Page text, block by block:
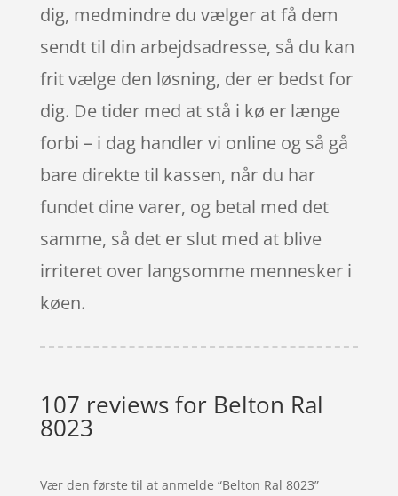
dig, medmindre du vælger at få dem
sendt til din arbejdsadresse, så du kan
frit vælge den løsning, der er bedst for
dig. De tider med at stå i kø er længe
forbi – i dag handler vi online og så gå
bare direkte til kassen, når du har
fundet dine varer, og betal med det
samme, så det er slut med at blive
irriteret over langsomme mennesker i
køen.
107 reviews for Belton Ral
8023
Vær den første til at anmelde “Belton Ral 8023”